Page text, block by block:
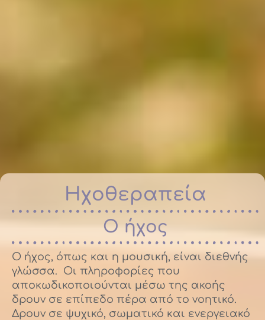
Ηχοθεραπεία
O ήχος
Ο ήχος, όπως και η μουσική, είναι διεθνής
γλώσσα. Οι πληροφορίες που
αποκωδικοποιούνται μέσω της ακοής
δρουν σε επίπεδο πέρα από το νοητικό.
Δρουν σε ψυχικό, σωματικό και ενεργειακό